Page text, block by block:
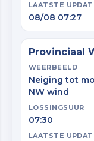
LAATSTE
08/08 07:27
Provinciaal
WEERBEELD
Neiging tot
NW wind
LOSSINGSUUR
07:30
LAATSTE